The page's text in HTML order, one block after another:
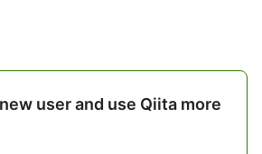
user and use Qiita more